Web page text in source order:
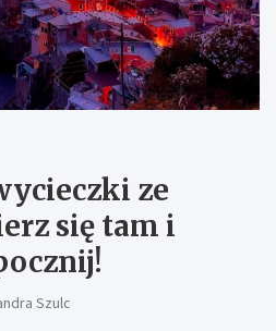
ze
się tam i
Szulc